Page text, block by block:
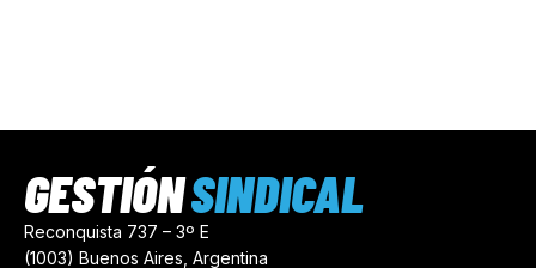
Reconquista 737 – 3º E
(1003) Buenos Aires, Argentina
GESTIÓNSINDICAL